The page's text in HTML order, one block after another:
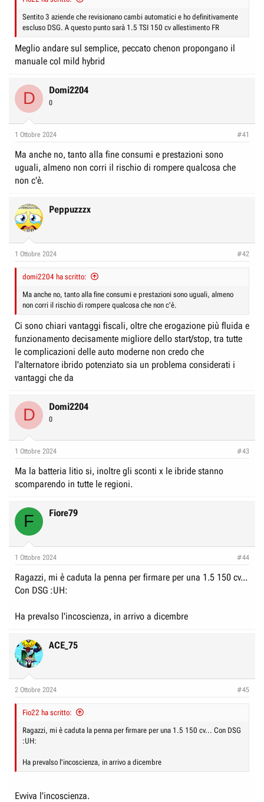
Sentito 3 aziende che revisionano cambi automatici e ho definitivamente
escluso DSG. A questo punto sarà 1.5 TSI 150 cv allestimento FR
Meglio andare sul semplice, peccato chenon propongano il
manuale col mild hybrid
D Domi2204
0
1 Ottobre 2024 #41
Ma anche no, tanto alla fine consumi e prestazioni sono
uguali, almeno non corri il rischio di rompere qualcosa che
non c'è.
Peppuzzzx
1 Ottobre 2024 #42
domi2204 ha scritto:
Ma anche no, tanto alla fine consumi e prestazioni sono uguali, almeno
non corri il rischio di rompere qualcosa che non c'è.
Ci sono chiari vantaggi fiscali, oltre che erogazione più fluida e
funzionamento decisamente migliore dello start/stop, tra tutte
le complicazioni delle auto moderne non credo che
l'alternatore ibrido potenziato sia un problema considerati i
vantaggi che da
D Domi2204
0
1 Ottobre 2024 #43
Ma la batteria litio si, inoltre gli sconti x le ibride stanno
scomparendo in tutte le regioni.
F Fiore79
1 Ottobre 2024 #44
Ragazzi, mi è caduta la penna per firmare per una 1.5 150 cv...
Con DSG :UH:
Ha prevalso l'incoscienza, in arrivo a dicembre
ACE_75
2 Ottobre 2024 #45
Fio22 ha scritto:
Ragazzi, mi è caduta la penna per firmare per una 1.5 150 cv... Con DSG
:UH:
Ha prevalso l'incoscienza, in arrivo a dicembre
Evviva l'incoscienza.